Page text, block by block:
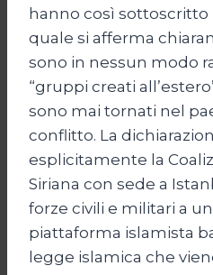
hanno così
quale si afferma
sono in nessun modo
“gruppi creati
sono mai tornati nel
conflitto. La
esplicitamente la
Siriana con sede a
forze civili e militari a
piattaforma islamista
legge islamica che